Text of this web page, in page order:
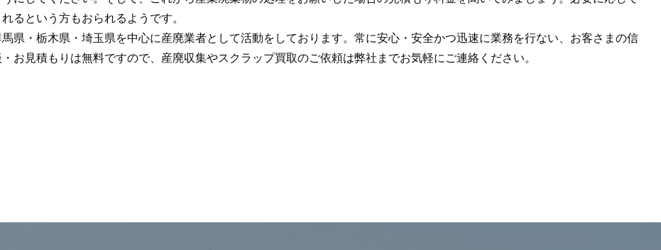
るという方もおられるようです。
・栃木県・埼玉県を中心に産廃業者として活動をしております。常に安心・安全かつ迅速に業務を行ない、お客さまの信
お見積もりは無料ですので、産廃収集やスクラップ買取のご依頼は弊社までお気軽にご連絡ください。